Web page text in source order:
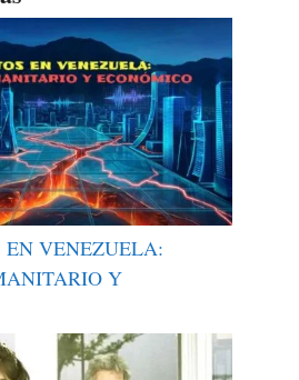
EN VENEZUELA:
Y